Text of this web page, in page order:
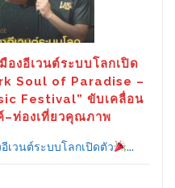
องอีเวนต์ระบบโลกเปิด
Soul of Paradise –
Festival” ขับเคลื่อน
–ท่องเที่ยวคุณภาพ
เวนต์ระบบโลกเปิดตัว ...